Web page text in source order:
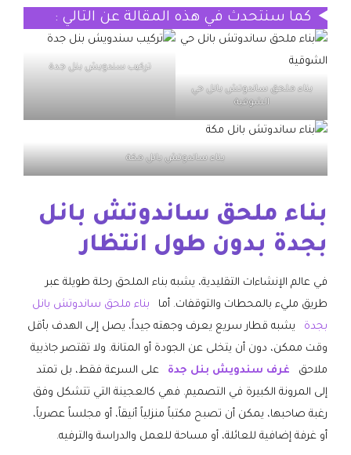
كما سنتحدث في هذه المقالة عن التالي :
بناء ملحق ساندوتش بانل حي
الشوقية
تركيب سندويش بنل جدة
بناء ساندوتش بانل مكة
بناء ملحق ساندوتش بانل
بجدة بدون طول انتظار
في عالم الإنشاءات التقليدية، يشبه بناء الملحق رحلة طويلة عبر
طريق مليء بالمحطات والتوقفات. أما
بناء ملحق ساندوتش بانل
بجدة
يشبه قطار سريع يعرف وجهته جيداً، يصل إلى الهدف بأقل
وقت ممكن، دون أن يتخلى عن الجودة أو المتانة. ولا تقتصر جاذبية
ملاحق
غرف سندويش بنل جدة
على السرعة فقط، بل تمتد
إلى المرونة الكبيرة في التصميم. فهي كالعجينة التي تتشكل وفق
رغبة صاحبها، يمكن أن تصبح مكتباً منزلياً أنيقاً، أو مجلساً عصرياً،
أو غرفة إضافية للعائلة، أو مساحة للعمل والدراسة والترفيه.